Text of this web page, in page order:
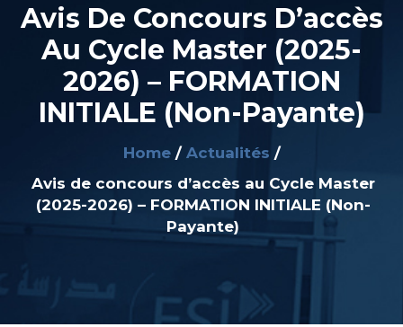
Avis De Concours D’accès
Au Cycle Master (2025-
2026) – FORMATION
INITIALE (Non-Payante)
Home
Actualités
Avis de concours d’accès au Cycle Master
(2025-2026) – FORMATION INITIALE (Non-
Payante)